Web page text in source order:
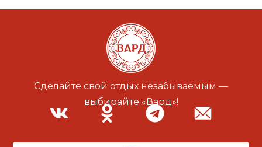
Сделайте свой отдых незабываемым —
выбирайте «Вард»!